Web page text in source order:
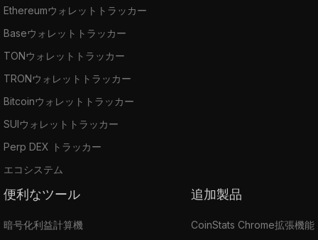
Ethereumウォレットトラッカー
Baseウォレットトラッカー
TONウォレットトラッカー
TRONウォレットトラッカー
Bitcoinウォレットトラッカー
SUIウォレットトラッカー
Perp DEX トラッカー
エコシステム
便利なツール
暗号化利益計算機
追加製品
CoinStats Chrome拡張機能